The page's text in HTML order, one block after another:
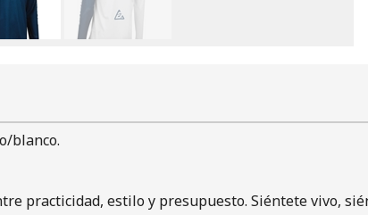
blanco.
practicidad, estilo y presupuesto. Siéntete vivo,